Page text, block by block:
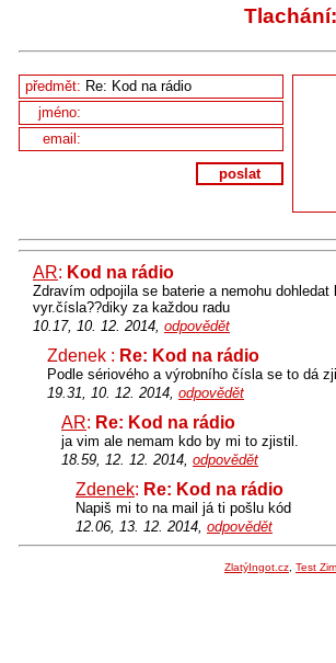
předmět:
jméno:
email:
poslat
AR: Kod na rádio
Zdravím odpojila se baterie a nemohu
vyr.čísla??diky za každou radu
10.17, 10. 12. 2014, odpovědět
Zdenek : Re: Kod na rádio
Podle sériového a výrobního čísla se to dá
19.31, 10. 12. 2014, odpovědět
AR: Re: Kod na rádio
ja vim ale nemam kdo by mi to zjistil.
18.59, 12. 12. 2014, odpovědět
Zdenek: Re: Kod na rádio
Napiš mi to na mail já ti pošlu kód
12.06, 13. 12. 2014, odpovědět
ZlatýIngot.cz Test